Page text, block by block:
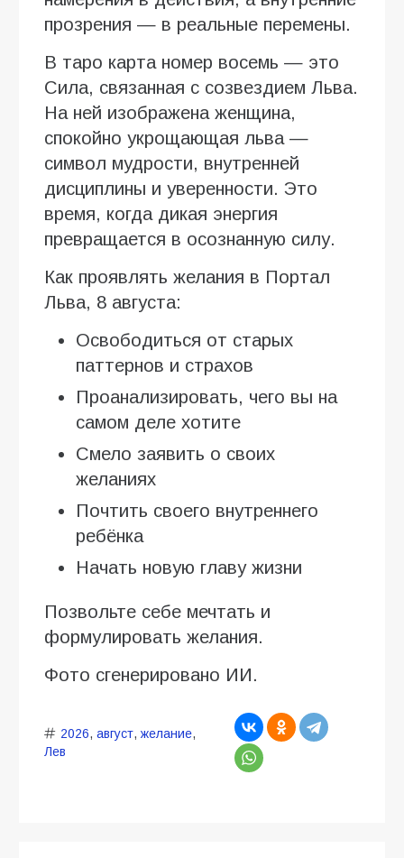
прозрения — в реальные перемены.
В таро карта номер восемь — это
Сила, связанная с созвездием Льва.
На ней изображена женщина,
спокойно укрощающая льва —
символ мудрости, внутренней
дисциплины и уверенности. Это
время, когда дикая энергия
превращается в осознанную силу.
Как проявлять желания в Портал
Льва, 8 августа:
Освободиться от старых
паттернов и страхов
Проанализировать, чего вы на
самом деле хотите
Смело заявить о своих
желаниях
Почтить своего внутреннего
ребёнка
Начать новую главу жизни
Позвольте себе мечтать и
формулировать желания.
Фото сгенерировано ИИ.
2026, август, желание,
Лев